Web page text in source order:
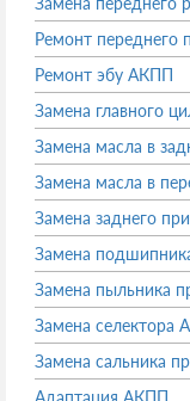
Ремонт переднего
Ремонт эбу АКПП
Замена главного
Замена масла в
Замена масла в
Замена заднего
Замена
Замена пыльника
Замена селектора
Замена сальника